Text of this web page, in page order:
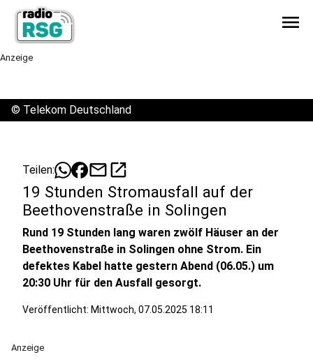
menu
Anzeige
© Telekom Deutschland
Teilen: mailopen_in_new
19 Stunden Stromausfall auf der
Beethovenstraße in Solingen
Rund 19 Stunden lang waren zwölf Häuser an der
Beethovenstraße in Solingen ohne Strom. Ein
defektes Kabel hatte gestern Abend (06.05.) um
20:30 Uhr für den Ausfall gesorgt.
Veröffentlicht: Mittwoch, 07.05.2025 18:11
Anzeige